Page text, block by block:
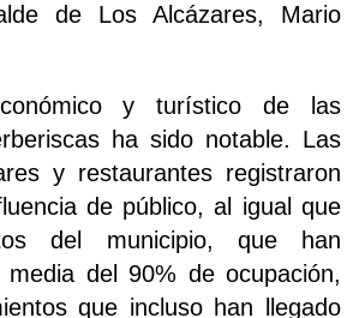
de Los Alcázares, Mario
y turístico de las
ha sido notable. Las
y restaurantes registraron
de público, al igual que
del municipio, que han
media del 90% de ocupación,
que incluso han llegado